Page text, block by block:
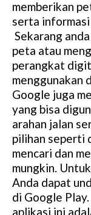
memberikan
serta
Sekarang
peta atau
perangkat
menggunakan
Google juga
yang bisa
arahan jalan
pilihan seperti
mencari dan
mungkin.
Anda dapat
di Google
aplikasi ini